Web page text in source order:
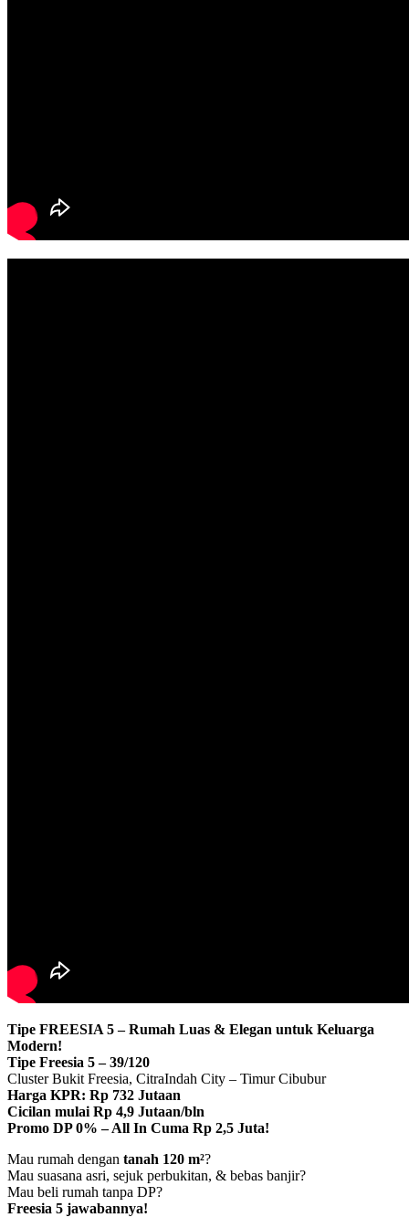
Tipe FREESIA 5 – Rumah Luas & Elegan untuk Keluarga
Modern!
Tipe Freesia 5 – 39/120
Cluster Bukit Freesia, CitraIndah City – Timur Cibubur
Harga KPR: Rp 732 Jutaan
Cicilan mulai Rp 4,9 Jutaan/bln
Promo DP 0% – All In Cuma Rp 2,5 Juta!
Mau rumah dengan tanah 120 m²?
Mau suasana asri, sejuk perbukitan, & bebas banjir?
Mau beli rumah tanpa DP?
Freesia 5 jawabannya!